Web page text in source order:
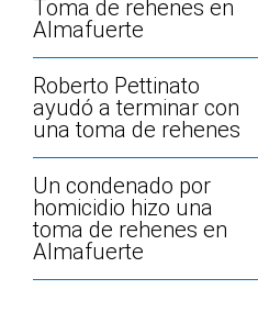
Toma de rehenes en
Almafuerte
Roberto Pettinato
ayudó a terminar con
una toma de rehenes
Un condenado por
homicidio hizo una
toma de rehenes en
Almafuerte